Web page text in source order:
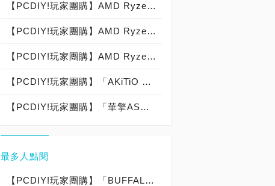
【PCDIY!玩家團購】AMD Ryzen 7 1700X處理器 - Part 1首賣(加送PCDIY!獨家贈品)【已結束】
【PCDIY!玩家團購】AMD Ryzen 7 1800X處理器 - Part 1首賣(加送PCDIY!獨家贈品)【已結束】
【PCDIY!玩家團購】AMD Ryzen 7 1700處理器 - Part 1首賣(加送PCDIY!獨家贈品)【已結束】
【PCDIY!玩家團購】「AKiTiO Thunder3 PCIe SSD 1.2TB」外接固態硬碟【已結束】
【PCDIY!玩家團購】「華擎ASRock G10 Gaming Router」電競無線路由器【已結束】
最多人點閱
【PCDIY!玩家團購】「BUFFALO 4A大電流USB充電座 - iBUFFALO BSMPA09」USB充電器【已結束】